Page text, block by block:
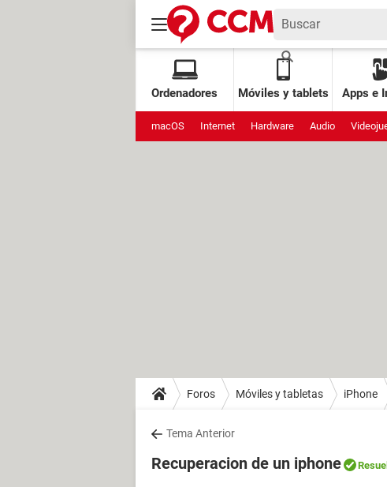
Ordenadores Móviles y tablets Apps e
macOS Internet Hardware Audio
Foros Móviles y tabletas iPhone
Tema Anterior
Recuperacion de un iphone